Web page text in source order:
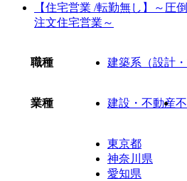
【住宅営業 /転勤無し】～圧
注文住宅営業～
職種 建築系（設計・
業種 建設・不動産
東京都
神奈川県
愛知県